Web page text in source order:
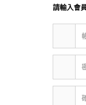
請輸入會